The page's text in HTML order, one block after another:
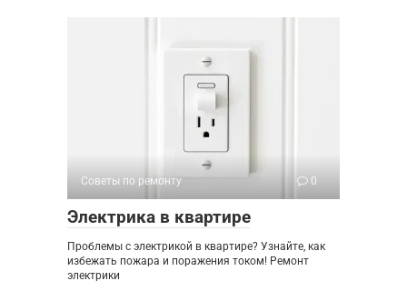
Советы по ремонту 0
Электрика в квартире
Проблемы с электрикой в квартире? Узнайте, как
избежать пожара и поражения током! Ремонт
электрики